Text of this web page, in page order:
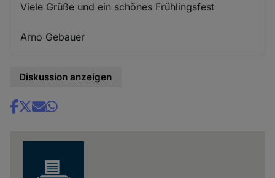
Viele Grüße und ein schönes Frühlingsfest
Arno Gebauer
Diskussion anzeigen
Share